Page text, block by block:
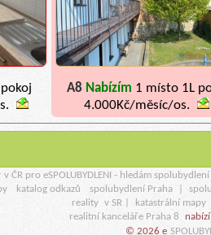
A8 Nabízím 1 místo 1L
4.000Kč/měsíc/os.
v ČR pro eSPOLUBYDLENI - hledám
katalog odkazů spolubydlení Praha
reality v SR | katastrální mapy
realitní kanceláře Praha 8
nabízí
© 2026 e